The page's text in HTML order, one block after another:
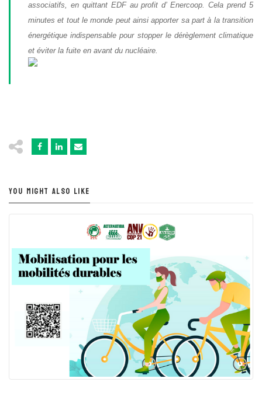
associatifs, en quittant EDF au profit d’ Enercoop. Cela prend 5
minutes et tout le monde peut ainsi apporter sa part à la transition
énergétique indispensable pour stopper le dérèglement climatique
et éviter la fuite en avant du nucléaire.
YOU MIGHT ALSO LIKE